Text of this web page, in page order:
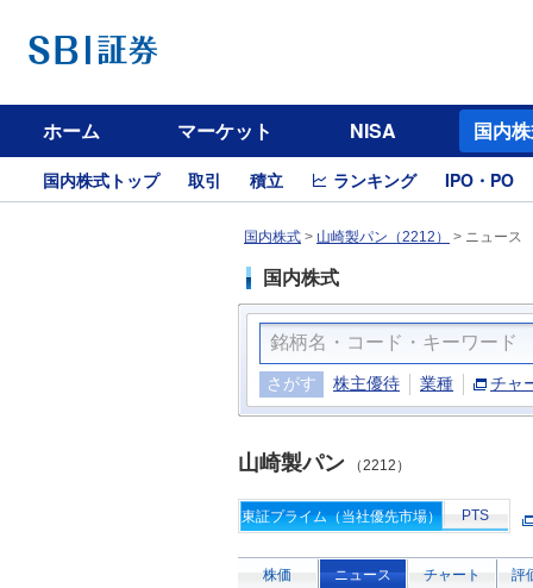
ホーム マーケット NISA 国内
国内株式トップ 取引 積立 ランキング IPO・PO
国内株式 > 山崎製パン（2212） > ニュース
国内株式
さがす 株主優待 業種 チャ
山崎製パン （2212）
東証プライム（当社優先市場） PTS
株価 ニュース チャート 評